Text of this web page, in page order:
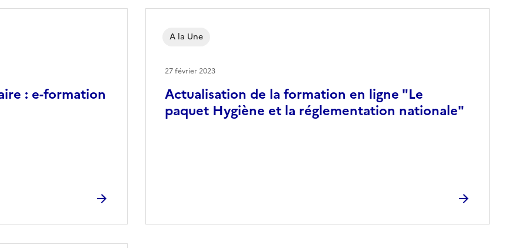
: e-formation
Actualisation de la formation en ligne "Le
paquet Hygiène et la réglementation nationale"
A la Une
27 février 2023